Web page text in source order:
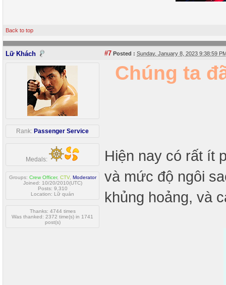
Back to top
Lữ Khách #7 Posted : Sunday, January 8, 2023 9:38:59
Rank: Passenger Service
Medals:
Groups: Crew Officer, CTV, Moderator
Joined: 10/20/2010(UTC)
Posts: 9,310
Location: Lữ quán
Thanks: 4744 times
Was thanked: 2372 time(s) in 1741
post(s)
Chúng ta
Hiện nay có rất ít
và mức độ ngôi
khủng hoảng, và